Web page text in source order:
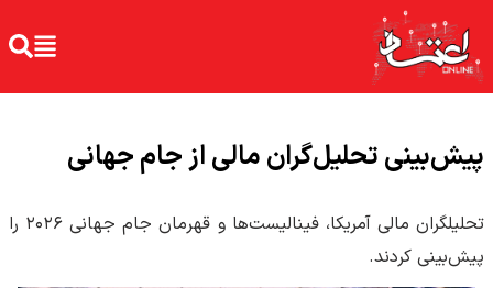
پیش‌بینی تحلیل‌گران مالی از جام جهانی
تحلیلگران مالی آمریکا، فینالیست‌ها و قهرمان جام جهانی ۲۰۲۶ را
پیش‌بینی کردند.